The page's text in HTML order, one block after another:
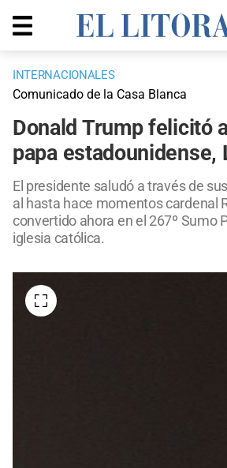
INTERNACIONALES
Comunicado de la Casa Blanca
Donald Trump felicitó
papa estadounidense,
El presidente saludó a través de
al hasta hace momentos cardenal
convertido ahora en el 267º Sumo
iglesia católica.